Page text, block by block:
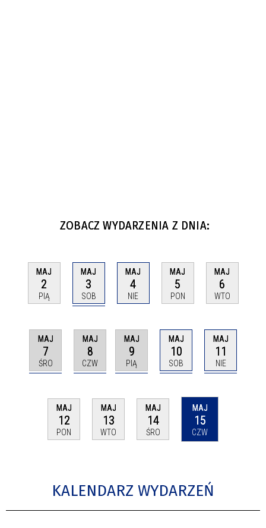
ZOBACZ WYDARZENIA Z DNIA:
MAJ
2
PIĄ
MAJ
3
SOB
MAJ
4
NIE
MAJ
5
PON
MAJ
6
WTO
MAJ
7
ŚRO
MAJ
8
CZW
MAJ
9
PIĄ
MAJ
10
SOB
MAJ
11
NIE
MAJ
12
PON
MAJ
13
WTO
MAJ
14
ŚRO
MAJ
15
CZW
KALENDARZ WYDARZEŃ